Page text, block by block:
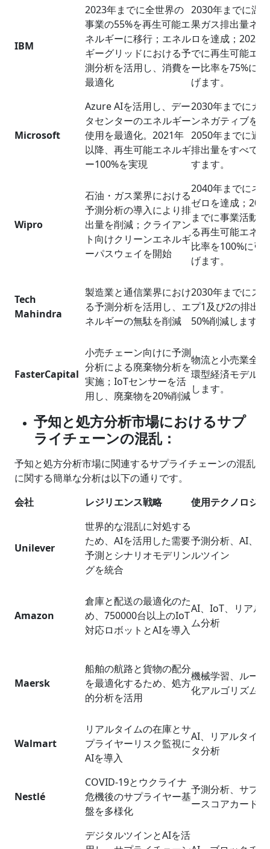
IBM
2023年までに全世界の
事業の55%を再生可能エ
ネルギーに移行；エネル
ギーグリッドにおける予
測分析を活用し、消費を
最適化
2030年までに温
果ガス排出量ネ
ロを達成；2025
でに再生可能エ
ー比率を75%に
げます。
Microsoft
Azure AIを活用し、デー
タセンターのエネルギー
使用を最適化。2021年
以降、再生可能エネルギ
ー100%を実現
2030年までにカ
ンネガティブを
2050年までに過
排出量をすべて
すます。
Wipro
石油・ガス業界における
予測分析の導入により排
出量を削減；クライアン
ト向けクリーンエネルギ
ーパスウェイを開始
2040年までにネ
ゼロを達成；
までに事業活動
る再生可能エネ
比率を100%に引
げます。
Tech
Mahindra
製造業と通信業界におけ
る予測分析を活用し、エ
ネルギーの無駄を削減
2030年までにス
プ1及び2の排出
50%削減します。
FasterCapital
小売チェーン向けに予測
分析による廃棄物分析を
実施；IoTセンサーを活
用し、廃棄物を20%削減
物流と小売業全
環型経済モデル
します。
予知と処方分析市場におけるサプ
ライチェーンの混乱：
予知と処方分析市場に関連するサプライチェーンの混乱
に関する簡単な分析は以下の通りです。
会社
レジリエンス戦略 使用テクノロジー
Unilever
世界的な混乱に対処する
ため、AIを活用した需要
予測とシナリオモデリン
グを統合
予測分析、AI、
ルツイン
Amazon
倉庫と配送の最適化のた
め、750000台以上のIoT
対応ロボットとAIを導入
AI、IoT、リアル
ム分析
Maersk
船舶の航路と貨物の配分
を最適化するため、処方
的分析を活用
機械学習、ルー
化アルゴリズム
Walmart
リアルタイムの在庫とサ
プライヤーリスク監視に
AIを導入
AI、リアルタイ
タ分析
Nestlé
COVID-19とウクライナ
危機後のサプライヤー基
盤を多様化
予測分析、サプ
ースコアカード
デジタルツインとAIを活